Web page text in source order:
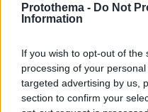
Protothema - Do Not
Information
If you wish to opt-out of
processing of your
targeted advertising by us,
section to confirm your